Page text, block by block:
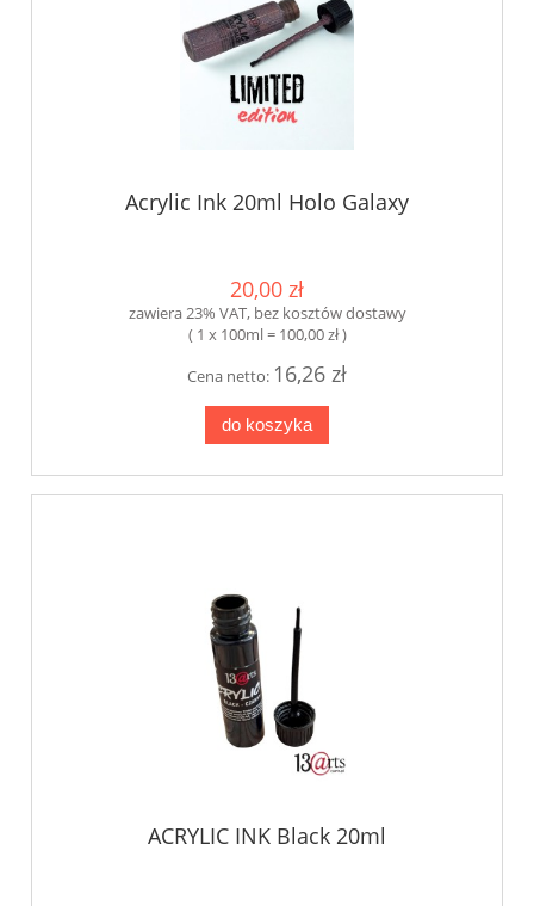
Acrylic Ink 20ml Holo Galaxy
20,00 zł
zawiera 23% VAT, bez kosztów dostawy
( 1 x 100ml = 100,00 zł )
Cena netto: 16,26 zł
do koszyka
ACRYLIC INK Black 20ml